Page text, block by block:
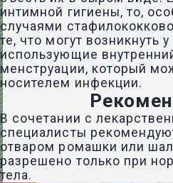
интимной гигиены, то,
случаями
те, что могут возникнуть
использующие
менструации, который
носителем инфекции.
В сочетании с
специалисты
отваром ромашки или
разрешено только при
тела.